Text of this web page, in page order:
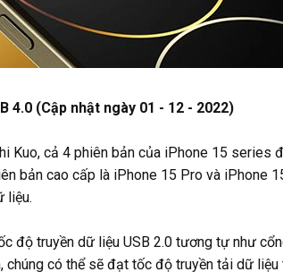
4.0 (Cập nhật ngày 01 - 12 - 2022)
Kuo, cả 4 phiên bản của iPhone 15 series
bản cao cấp là iPhone 15 Pro và iPhone
liệu.
độ truyền dữ liệu USB 2.0 tương tự như
chúng có thể sẽ đạt tốc độ truyền tải dữ